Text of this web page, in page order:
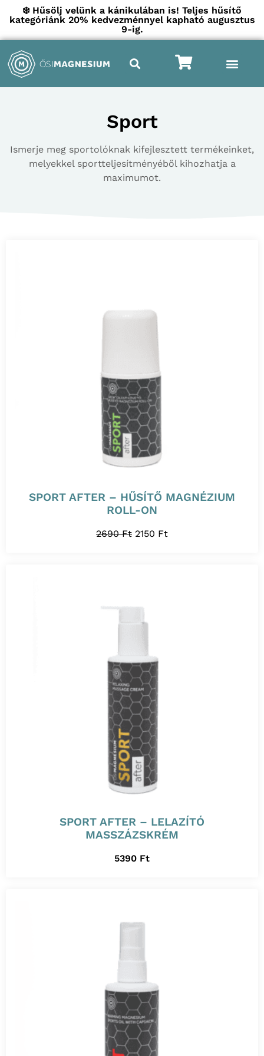
❄️ Hűsölj velünk a kánikulában is! Teljes hűsítő
kategóriánk 20% kedvezménnyel kapható augusztus
9-ig.
Sport
Ismerje meg sportolóknak kifejlesztett termékeinket,
melyekkel sportteljesítményéből kihozhatja a
maximumot.
SPORT AFTER – HŰSÍTŐ MAGNÉZIUM
ROLL-ON
2690Ft 2150 Ft
SPORT AFTER – LELAZÍTÓ
MASSZÁZSKRÉM
5390 Ft